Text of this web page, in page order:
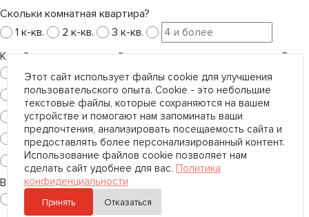
Скольки комнатная квартира?
1 к-кв.
2 к-кв.
3 к-кв.
Какой тип коммерческой недвижимости вы хотите сдать?
Гаражи
Земельный участок
Квартира под коммерческие цели
Общественное питание
Офис
Производство
Склад
Сфера услуг
Торговое помещение
Универсальное помещение
В каком регионе?
Санкт-Петербург
Ленинградская область
Этот сайт использует файлы cookie для улучшения
пользовательского опыта. Cookie - это небольшие
текстовые файлы, которые сохраняются на вашем
устройстве и помогают нам запоминать ваши
предпочтения, анализировать посещаемость сайта и
предоставлять более персонализированный контент.
Использование файлов cookie позволяет нам
сделать сайт удобнее для вас. Политика
конфиденциальности
Принять Отказаться